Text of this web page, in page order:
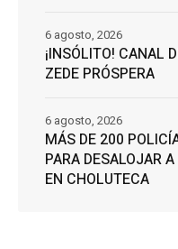
¡INSÓLITO! CANAL
ZEDE PRÓSPERA
6 agosto, 2026
MÁS DE 200
PARA DESALOJAR
EN CHOLUTECA
6 agosto, 2026